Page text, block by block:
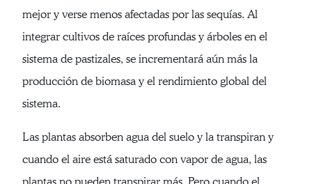
mejor y verse menos afectadas por las sequías. Al
integrar cultivos de raíces profundas y árboles en el
sistema de pastizales, se incrementará aún más la
producción de biomasa y el rendimiento global del
sistema.
Las plantas absorben agua del suelo y la transpiran y
cuando el aire está saturado con vapor de agua, las